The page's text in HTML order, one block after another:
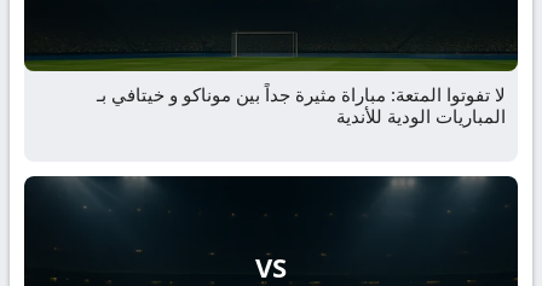
لا تفوتوا المتعة: مباراة مثيرة جداً بين موناكو و خيتافي بـ
المباريات الودية للأندية
VS